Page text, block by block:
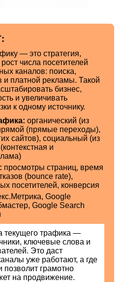
— это стратегия,
числа посетителей
каналов: поиска,
и платной рекламы. Такой
бизнес,
и увеличивать
к одному источнику.
органический (из
(прямые переходы),
сайтов), социальный (из
и
просмотры страниц, время
(bounce rate),
посетителей, конверсия
Google
Google Search
текущего трафика —
ключевые слова и
Это даст
уже работают, а где
позволит грамотно
на продвижение.